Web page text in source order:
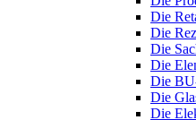
Die
Die
Die
Die
Die
Die
Die